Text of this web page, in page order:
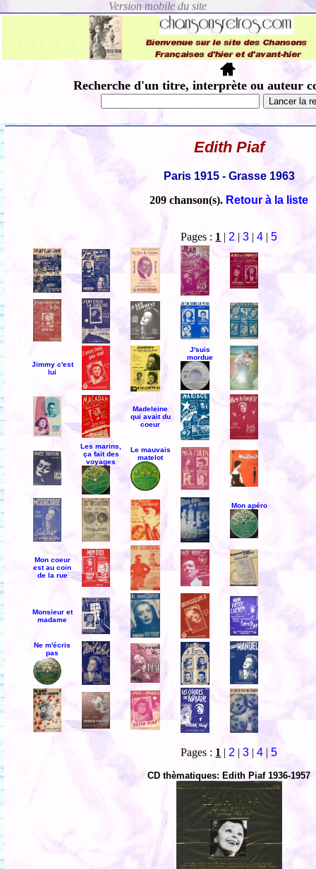
Recherche d'un titre, interprète ou auteur
Edith Piaf
Paris 1915 - Grasse 1963
209 chanson(s). Retour à la liste
Pages : 1 | 2 |3 |4 |5
Jimmy c'est
lui
J'suis
mordue
Madeleine
qui avait du
coeur
Les marins,
ça fait des
voyages
Le mauvais
matelot
Mon apéro
Mon coeur
est au coin
de la rue
Monsieur et
madame
Ne m'écris
pas
Pages : 1 | 2 |3 |4 |5
CD thèmatiques: Edith Piaf 1936-1957